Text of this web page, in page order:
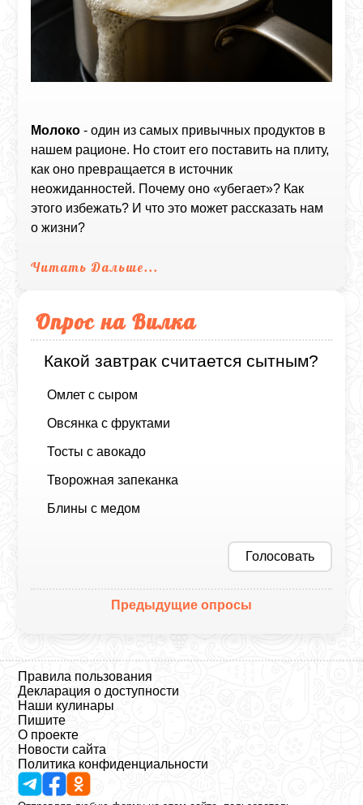
Молоко - один из самых привычных продуктов в
нашем рационе. Но стоит его поставить на плиту,
как оно превращается в источник
неожиданностей. Почему оно «убегает»? Как
этого избежать? И что это может рассказать нам
о жизни?
Читать Дальше...
Опрос на Вилка
Какой завтрак считается сытным?
Омлет с сыром
Овсянка с фруктами
Тосты с авокадо
Творожная запеканка
Блины с медом
Голосовать
Предыдущие опросы
Правила пользования
Декларация о доступности
Наши кулинары
Пишите
О проекте
Новости сайта
Политика конфиденциальности